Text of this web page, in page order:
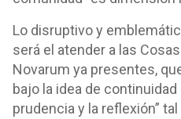
Lo disruptivo y
será el atender a las
Novarum ya presentes,
bajo la idea de
prudencia y la reflexión”